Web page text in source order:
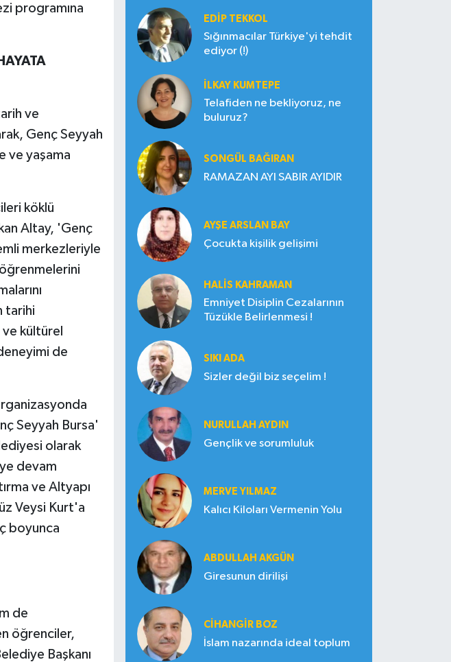
programına
ve
Genç Seyyah
ve yaşama
köklü
Altay, 'Genç
merkezleriyle
tarihi
kültürel
de
Seyyah Bursa'
olarak
devam
ve Altyapı
Veysi Kurt'a
boyunca
de
öğrenciler,
Başkanı
EDIP TEKKOL
Sığınmacılar Türkiye'yi tehdit
ediyor (!)
İLKAY KUMTEPE
Telafiden ne bekliyoruz, ne
buluruz?
SONGÜL BAĞIRAN
RAMAZAN AYI SABIR AYIDIR
AYŞE ARSLAN BAY
Çocukta kişilik gelişimi
HALIS KAHRAMAN
Emniyet Disiplin Cezalarının
Tüzükle Belirlenmesi !
SIKI ADA
Sizler değil biz seçelim !
NURULLAH AYDIN
Gençlik ve sorumluluk
MERVE YILMAZ
Kalıcı Kiloları Vermenin Yolu
ABDULLAH AKGÜN
Giresunun dirilişi
CIHANGIR BOZ
İslam nazarında ideal toplum